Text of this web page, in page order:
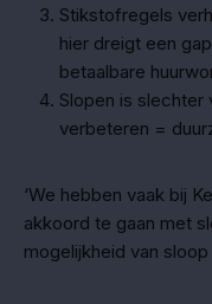
Stikstofregels
hier dreigt een
betaalbare
Slopen is slechter
verbeteren =
‘We hebben vaak bij
akkoord te gaan met
mogelijkheid van